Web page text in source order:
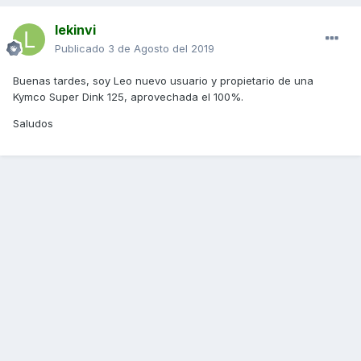
lekinvi
Publicado 3 de Agosto del 2019
Buenas tardes, soy Leo nuevo usuario y propietario de una
Kymco Super Dink 125, aprovechada el 100%.
Saludos